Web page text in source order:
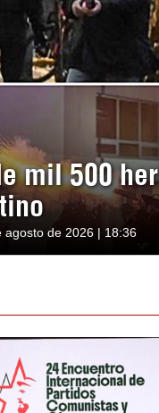
mil 500
agosto de 2026 | 18:36